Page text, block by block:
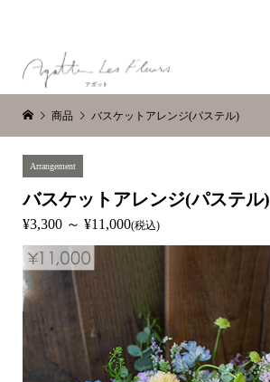
商品 バスケットアレンジ(パステル)
Arrangement
バスケットアレンジ(パステル)
¥3,300 ～ ¥11,000(税込)